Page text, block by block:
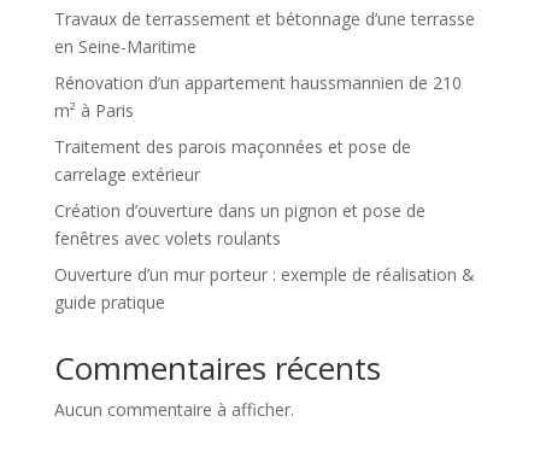
Travaux de terrassement et bétonnage d’une terrasse
en Seine-Maritime
Rénovation d’un appartement haussmannien de 210
m² à Paris
Traitement des parois maçonnées et pose de
carrelage extérieur
Création d’ouverture dans un pignon et pose de
fenêtres avec volets roulants
Ouverture d’un mur porteur : exemple de réalisation &
guide pratique
Commentaires récents
Aucun commentaire à afficher.